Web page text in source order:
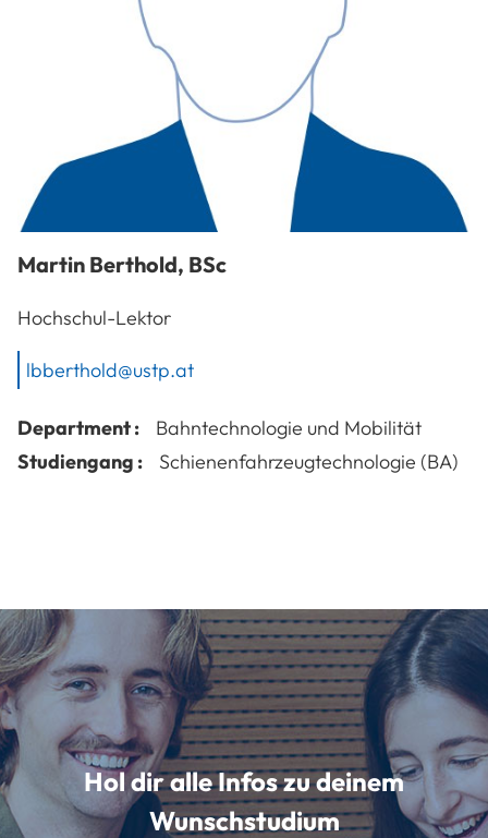
Martin Berthold, BSc
Hochschul-Lektor
lbberthold@ustp.at
Department :
Bahntechnologie und Mobilität
Studiengang :
Schienenfahrzeugtechnologie (BA)
Hol dir alle Infos zu deinem
Wunschstudium